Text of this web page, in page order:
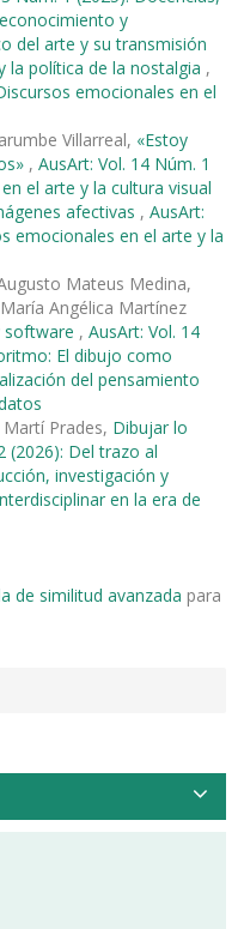
y
del arte y su transmisión
la política de la nostalgia ,
emocionales en el
Villarreal, «Estoy
, AusArt: Vol. 14 Núm. 1
el arte y la cultura visual
afectivas , AusArt:
emocionales en el arte y la
Mateus Medina,
Angélica Martínez
software , AusArt: Vol. 14
El dibujo como
del pensamiento
Prades, Dibujar lo
(2026): Del trazo al
investigación y
en la era de
de similitud avanzada para